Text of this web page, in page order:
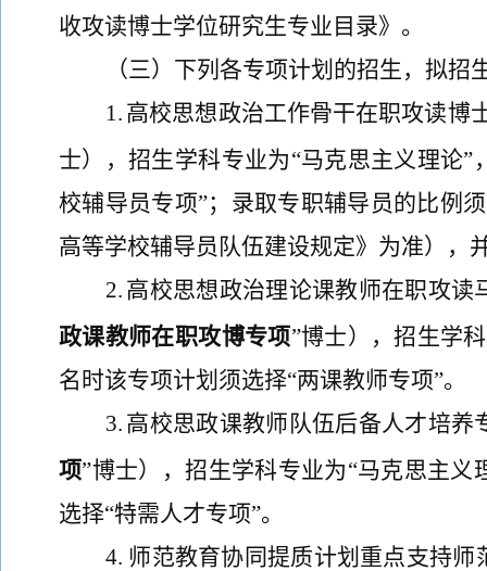
收攻读博士学位研究生专业目录》 。
（三） 下列各专项计划的招生，拟招
1. 高校思想政治工作骨干在职攻读博
士），招生学科专业为“马克思主义理论”
校辅导员专项”； 录取专职辅导员的比例
高等学校辅导员队伍建设规定》为准），
2. 高校思想政治理论课教师在职攻
政课教师在职攻博专项”博士），招生学
名时该专项计划须选择“两课教师专项”。
3. 高校思政课教师队伍后备人才培养
项”博士），招生学科专业为“马克思主义
选择“特需人才专项”。
4. 师范教育协同提质计划重点支持